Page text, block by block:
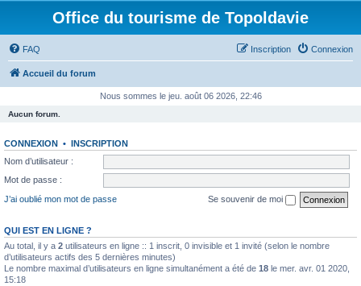
Office du tourisme de Topoldavie
FAQ Connexion
Inscription
Accueil du forum
Nous sommes le jeu. août 06 2026, 22:46
Aucun forum.
CONNEXION • INSCRIPTION
Nom d’utilisateur :
Mot de passe :
J’ai oublié mon mot de passe
Se souvenir de moi
QUI EST EN LIGNE ?
Au total, il y a 2 utilisateurs en ligne :: 1 inscrit, 0 invisible et 1 invité (selon le nombre
d’utilisateurs actifs des 5 dernières minutes)
Le nombre maximal d’utilisateurs en ligne simultanément a été de 18 le mer. avr. 01 2020,
15:18